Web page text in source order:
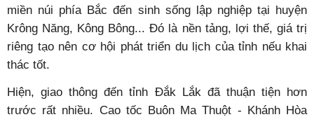
miền núi phía Bắc đến sinh sống lập nghiệp tại huyện
Krông Năng, Kông Bông... Đó là nền tảng, lợi thế, giá trị
riêng tạo nên cơ hội phát triển du lịch của tỉnh nếu khai
thác tốt.
Hiện, giao thông đến tỉnh Đắk Lắk đã thuận tiện hơn
trước rất nhiều. Cao tốc Buôn Ma Thuột - Khánh Hòa